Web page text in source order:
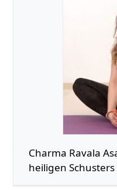
Charma Ravala
heiligen Schusters